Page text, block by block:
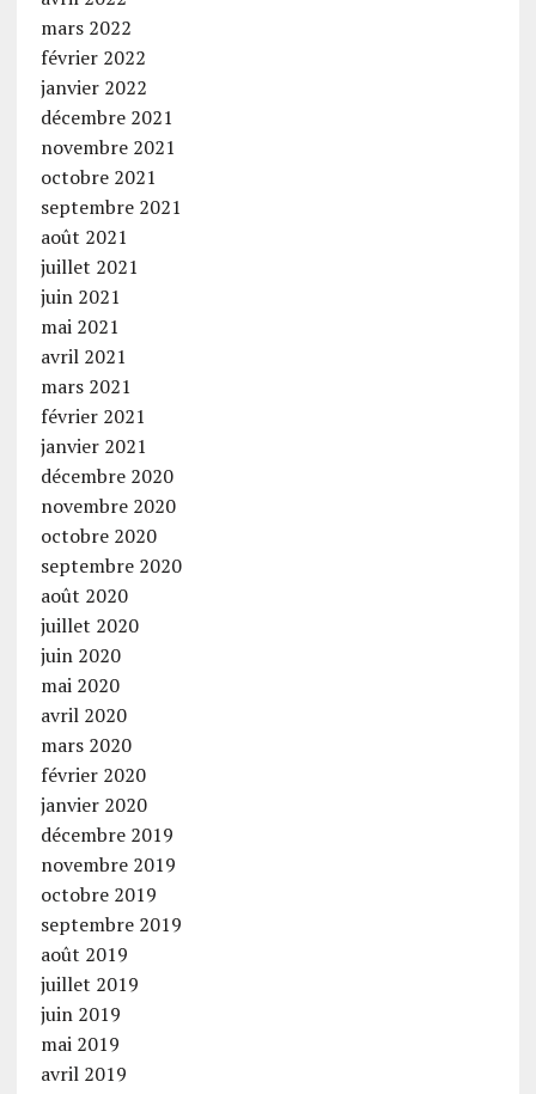
mars 2022
février 2022
janvier 2022
décembre 2021
novembre 2021
octobre 2021
septembre 2021
août 2021
juillet 2021
juin 2021
mai 2021
avril 2021
mars 2021
février 2021
janvier 2021
décembre 2020
novembre 2020
octobre 2020
septembre 2020
août 2020
juillet 2020
juin 2020
mai 2020
avril 2020
mars 2020
février 2020
janvier 2020
décembre 2019
novembre 2019
octobre 2019
septembre 2019
août 2019
juillet 2019
juin 2019
mai 2019
avril 2019